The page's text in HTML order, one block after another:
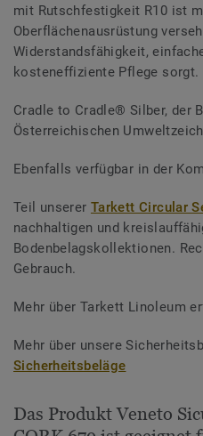
mit Rutschfestigkeit R10 ist
Oberflächenausrüstung
Widerstandsfähigkeit,
kosteneffiziente Pflege sorgt.
Cradle to Cradle® Silber, der
Österreichischen
Ebenfalls verfügbar in der
Teil unserer Tarkett Circular
nachhaltigen und
Bodenbelagskollektionen.
Gebrauch.
Mehr über Tarkett Linoleum
Mehr über unsere
Sicherheitsbeläge
Das Produkt Veneto